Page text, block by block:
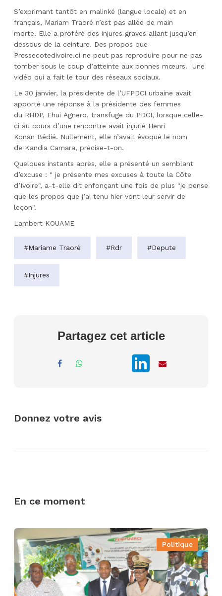
S’exprimant tantôt en malinké (langue locale) et en
français, Mariam Traoré n’est pas allée de main
morte. Elle a proféré des injures graves allant jusqu’en
dessous de la ceinture. Des propos que
Pressecotedivoire.ci ne peut pas reproduire pour ne pas
tomber sous le coup d’atteinte aux bonnes mœurs.
Une
vidéo qui a fait le tour des réseaux sociaux.
Le 30 janvier, la présidente de l’UFPDCI urbaine avait
apporté une réponse à la présidente des femmes
du RHDP, Ehui Agnero, transfuge du PDCI, lorsque celle-
ci au cours d’une rencontre avait injurié Henri
Konan Bédié. Nullement, elle n’avait évoqué le nom
de Kandia Camara, précise-t-on.
Quelques instants après, elle a présenté un semblant
d’excuse : " je présente mes excuses à toute la Côte
d’Ivoire", a-t-elle dit enfonçant une fois de plus "je pense
que les propos que j’ai tenu hier vont leur servir de
leçon".
Lambert KOUAME
#Mariame Traoré #Rdr #Depute
#Injures
Partagez cet article
Donnez votre avis
En ce moment
Politique